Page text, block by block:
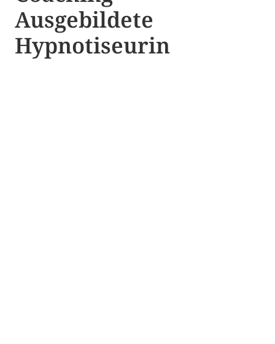
Ausgebildete​ ​
Hypnotiseurin